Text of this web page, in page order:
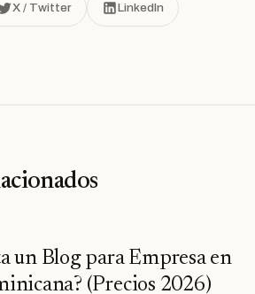
X / Twitter LinkedIn
un Blog para Empresa en
(Precios 2026)